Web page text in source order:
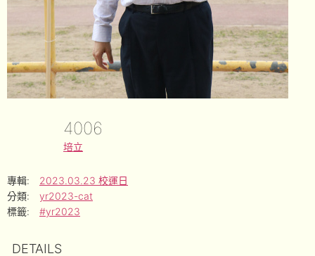
4006
培立
專輯:
2023.03.23 校運日
分類:
yr2023-cat
標籤:
#yr2023
DETAILS